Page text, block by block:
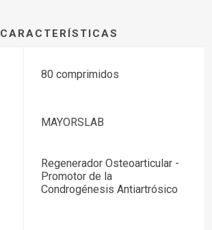
CARACTERÍSTICAS
80 comprimidos
MAYORSLAB
Regenerador Osteoarticular -
Promotor de la
Condrogénesis Antiartrósico